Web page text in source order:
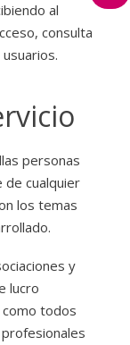
al
consulta
personas
de cualquier
los temas
y
lucro
todos